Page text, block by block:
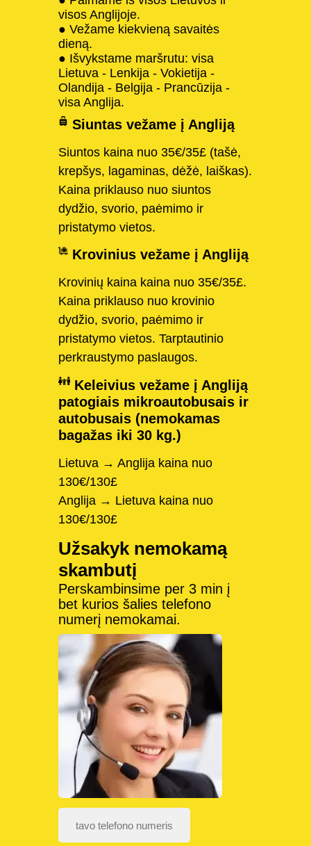
visos Anglijoje.
● Vežame kiekvieną savaitės
dieną.
● Išvykstame maršrutu: visa
Lietuva - Lenkija - Vokietija -
Olandija - Belgija - Prancūzija -
visa Anglija.
Siuntas vežame į Angliją
Siuntos kaina nuo 35€/35£ (tašė,
krepšys, lagaminas, dėžė, laiškas).
Kaina priklauso nuo siuntos
dydžio, svorio, paėmimo ir
pristatymo vietos.
Krovinius vežame į Angliją
Krovinių kaina kaina nuo 35€/35£.
Kaina priklauso nuo krovinio
dydžio, svorio, paėmimo ir
pristatymo vietos. Tarptautinio
perkraustymo paslaugos.
Keleivius vežame į Angliją
patogiais mikroautobusais ir
autobusais (nemokamas
bagažas iki 30 kg.)
Lietuva → Anglija kaina nuo
130€/130£
Anglija → Lietuva kaina nuo
130€/130£
Užsakyk nemokamą
skambutį
Perskambinsime per 3 min į
bet kurios šalies telefono
numerį nemokamai.